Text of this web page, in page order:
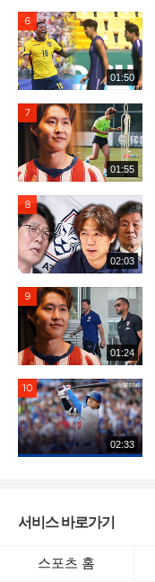
01:50
01:55
02:03
01:24
02:33
서비스 바로가기
스포츠 홈